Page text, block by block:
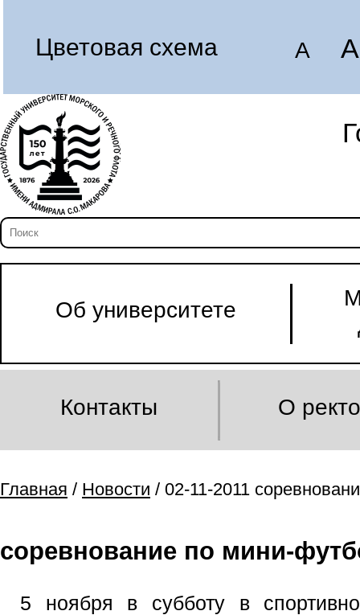
Цветовая схема A A
Об университете
Контакты О
Главная / Новости / 02-11-2011
соревнование по мини-
5 ноября в субботу в